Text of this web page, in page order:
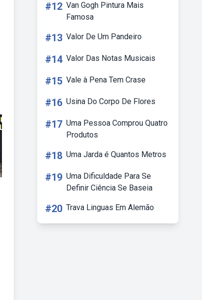
#12 Van Gogh Pintura Mais
Famosa
#13 Valor De Um Pandeiro
#14 Valor Das Notas Musicais
#15 Vale à Pena Tem Crase
#16 Usina Do Corpo De Flores
#17 Uma Pessoa Comprou Quatro
Produtos
#18 Uma Jarda é Quantos Metros
#19 Uma Dificuldade Para Se
Definir Ciência Se Baseia
#20 Trava Linguas Em Alemão